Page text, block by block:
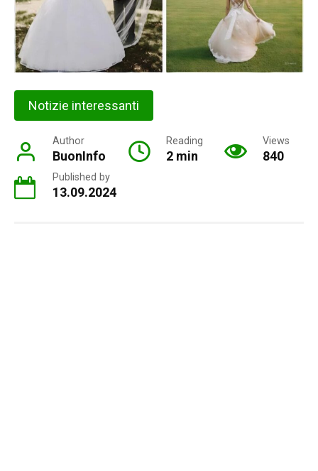
Notizie interessanti
Author
BuonInfo
Reading
2 min
Views
840
Published by
13.09.2024